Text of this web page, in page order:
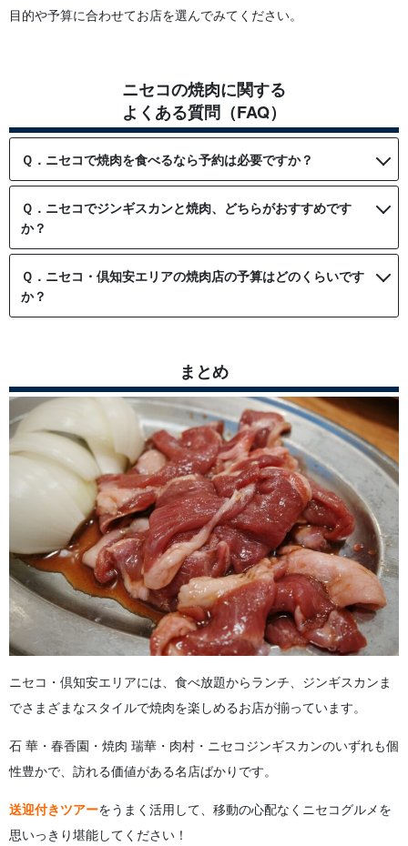
目的や予算に合わせてお店を選んでみてください。
ニセコの焼肉に関する
よくある質問（FAQ）
Ｑ．ニセコで焼肉を食べるなら予約は必要ですか？
Ｑ．ニセコでジンギスカンと焼肉、どちらがおすすめです
か？
Ｑ．ニセコ・倶知安エリアの焼肉店の予算はどのくらいです
か？
まとめ
ニセコ・倶知安エリアには、食べ放題からランチ、ジンギスカンま
でさまざまなスタイルで焼肉を楽しめるお店が揃っています。
石 華・春香園・焼肉 瑞華・肉村・ニセコジンギスカンのいずれも個
性豊かで、訪れる価値がある名店ばかりです。
送迎付きツアーをうまく活用して、移動の心配なくニセコグルメを
思いっきり堪能してください！